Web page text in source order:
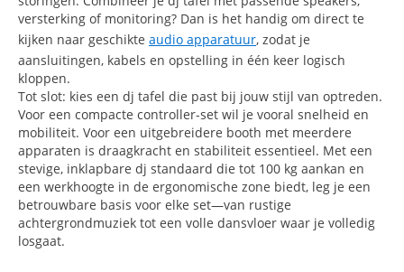
versterking of monitoring? Dan is het handig om direct te
kijken naar geschikte audio apparatuur, zodat je
aansluitingen, kabels en opstelling in één keer logisch
kloppen.
Tot slot: kies een dj tafel die past bij jouw stijl van optreden.
Voor een compacte controller-set wil je vooral snelheid en
mobiliteit. Voor een uitgebreidere booth met meerdere
apparaten is draagkracht en stabiliteit essentieel. Met een
stevige, inklapbare dj standaard die tot 100 kg aankan en
een werkhoogte in de ergonomische zone biedt, leg je een
betrouwbare basis voor elke set—van rustige
achtergrondmuziek tot een volle dansvloer waar je volledig
losgaat.